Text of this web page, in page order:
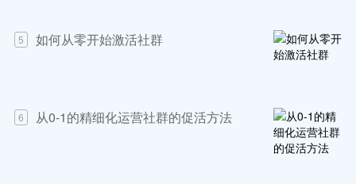
5 如何从零开始激活社群
6 从0-1的精细化运营社群的促活方法